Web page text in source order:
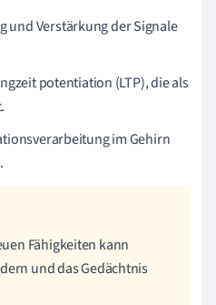
und Verstärkung der Signale
potentiation (LTP), die als
im Gehirn
Fähigkeiten kann
und das Gedächtnis